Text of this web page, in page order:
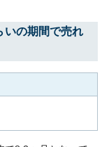
いの期間で売れ